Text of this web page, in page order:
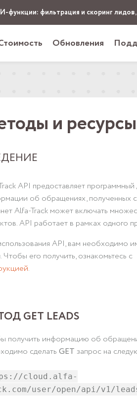
функции: фильтрация и скоринг
Обновления
и
API предоставляет программный
об обращениях, полученных
Alfa-Track может включать
API работает в рамках одного
API, вам необходимо
. Чтобы его получить, ознакомьтесь с
.
GET LEADS
получить информацию об
сделать GET запрос на
cloud.alfa-
user/open/api/v1/